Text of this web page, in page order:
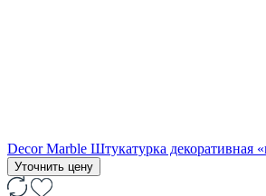
Decor Marble Штукатурка декоративная
Уточнить цену